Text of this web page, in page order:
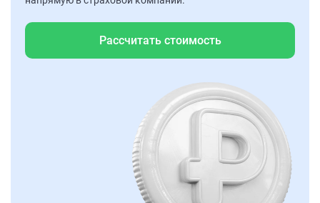
Рассчитать стоимость